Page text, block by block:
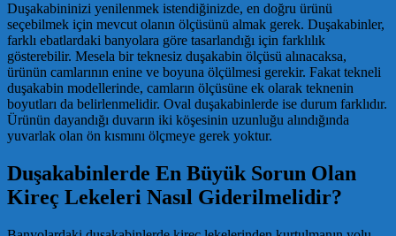
Duşakabininizi yenilenmek istendiğinizde, en doğru ürünü
seçebilmek için mevcut olanın ölçüsünü almak gerek. Duşakabinler,
farklı ebatlardaki banyolara göre tasarlandığı için farklılık
gösterebilir. Mesela bir teknesiz duşakabin ölçüsü alınacaksa,
ürünün camlarının enine ve boyuna ölçülmesi gerekir. Fakat tekneli
duşakabin modellerinde, camların ölçüsüne ek olarak teknenin
boyutları da belirlenmelidir. Oval duşakabinlerde ise durum farklıdır.
Ürünün dayandığı duvarın iki köşesinin uzunluğu alındığında
yuvarlak olan ön kısmını ölçmeye gerek yoktur.
Duşakabinlerde En Büyük Sorun Olan
Kireç Lekeleri Nasıl Giderilmelidir?